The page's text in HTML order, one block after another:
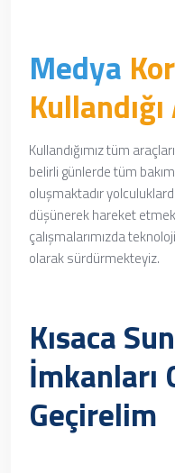
Medya
Kullandığımız tüm
belirli günlerde tüm
oluşmaktadır
düşünerek hareket
çalışmalarımızda
olarak sürdürmekteyiz.
Kısaca
İmkanları
Geçirelim